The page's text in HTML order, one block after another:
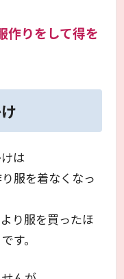
作りをして得を
は
服を着なくなっ
り服を買ったほ
す。